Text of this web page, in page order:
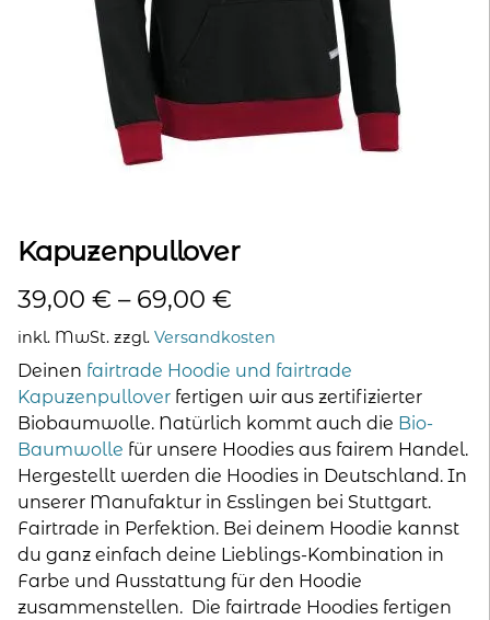
Kapuzenpullover
39,00 € – 69,00 €
inkl. MwSt. zzgl. Versandkosten
Deinen fairtrade Hoodie und fairtrade
Kapuzenpullover fertigen wir aus zertifizierter
Biobaumwolle. Natürlich kommt auch die Bio-
Baumwolle für unsere Hoodies aus fairem Handel.
Hergestellt werden die Hoodies in Deutschland. In
unserer Manufaktur in Esslingen bei Stuttgart.
Fairtrade in Perfektion. Bei deinem Hoodie kannst
du ganz einfach deine Lieblings-Kombination in
Farbe und Ausstattung für den Hoodie
zusammenstellen. Die fairtrade Hoodies fertigen